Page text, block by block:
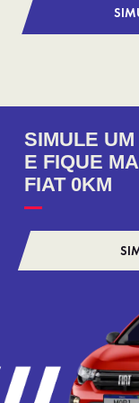
SIMULE
E FIQUE
FIAT 0KM